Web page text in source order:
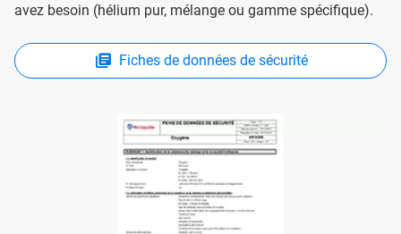
avez besoin (hélium pur, mélange ou gamme spécifique).
Fiches de données de sécurité